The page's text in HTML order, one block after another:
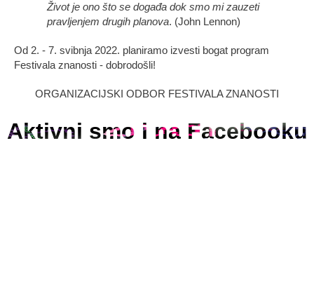
Život je ono što se događa dok smo mi zauzeti
pravljenjem drugih planova. (John Lennon)
Od 2. - 7. svibnja 2022. planiramo izvesti bogat program
Festivala znanosti - dobrodošli!
ORGANIZACIJSKI ODBOR FESTIVALA ZNANOSTI
Aktivni smo i na Facebooku